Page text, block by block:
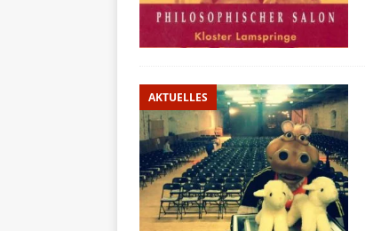
AKTUELLES